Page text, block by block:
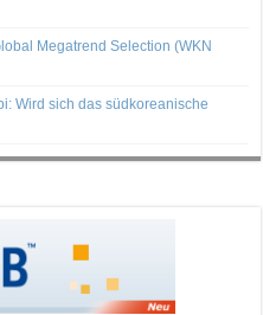
Megatrend Selection (WKN
Wird sich das südkoreanische